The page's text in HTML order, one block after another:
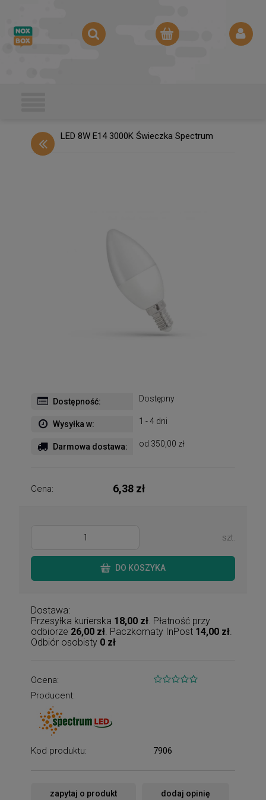
LED 8W E14 3000K Świeczka Spectrum
Dostępność: Dostępny
Wysyłka w: 1 - 4 dni
Darmowa dostawa: od 350,00 zł
Cena: 6,38 zł
szt.
DO KOSZYKA
Dostawa:
Przesyłka kurierska 18,00 zł. Płatność przy
odbiorze 26,00 zł. Paczkomaty InPost 14,00 zł.
Odbiór osobisty 0 zł
Ocena:
Producent:
Kod produktu: 7906
zapytaj o produkt dodaj opinię